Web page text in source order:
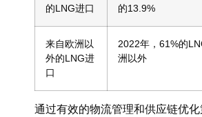
的LNG进口
的13.9%
来自欧洲以
外的LNG进
口
2022年，61%的
洲以外
通过有效的物流管理和供应链优化